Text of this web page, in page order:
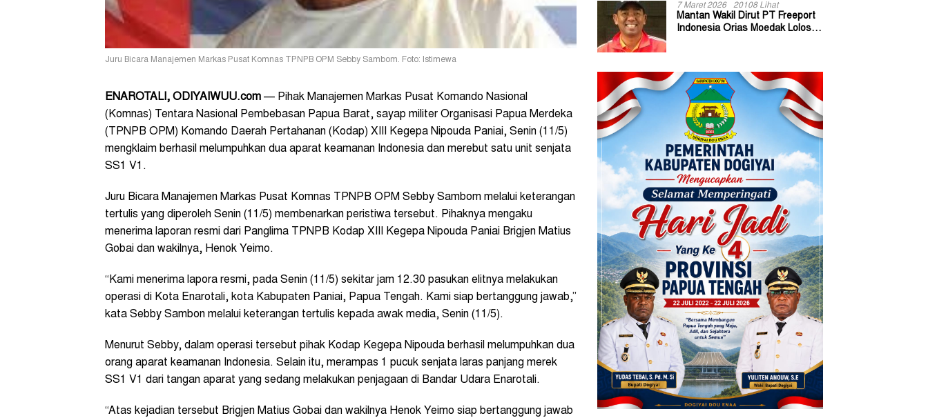
Juru Bicara Manajemen Markas Pusat Komnas TPNPB OPM Sebby Sambom. Foto: Istimewa
ENAROTALI, ODIYAIWUU.com — Pihak Manajemen Markas Pusat Komando Nasional
(Komnas) Tentara Nasional Pembebasan Papua Barat, sayap militer Organisasi Papua Merdeka
(TPNPB OPM) Komando Daerah Pertahanan (Kodap) XIII Kegepa Nipouda Paniai, Senin (11/5)
mengklaim berhasil melumpuhkan dua aparat keamanan Indonesia dan merebut satu unit senjata
SS1 V1.
Juru Bicara Manajemen Markas Pusat Komnas TPNPB OPM Sebby Sambom melalui keterangan
tertulis yang diperoleh Senin (11/5) membenarkan peristiwa tersebut. Pihaknya mengaku
menerima laporan resmi dari Panglima TPNPB Kodap XIII Kegepa Nipouda Paniai Brigjen Matius
Gobai dan wakilnya, Henok Yeimo.
“Kami menerima lapora resmi, pada Senin (11/5) sekitar jam 12.30 pasukan elitnya melakukan
operasi di Kota Enarotali, kota Kabupaten Paniai, Papua Tengah. Kami siap bertanggung jawab,”
kata Sebby Sambon melalui keterangan tertulis kepada awak media, Senin (11/5).
Menurut Sebby, dalam operasi tersebut pihak Kodap Kegepa Nipouda berhasil melumpuhkan dua
orang aparat keamanan Indonesia. Selain itu, merampas 1 pucuk senjata laras panjang merek
SS1 V1 dari tangan aparat yang sedang melakukan penjagaan di Bandar Udara Enarotali.
“Atas kejadian tersebut Brigjen Matius Gobai dan wakilnya Henok Yeimo siap bertanggung jawab
7 Maret 2026 20108 Lihat
Mantan Wakil Dirut PT Freeport
Indonesia Orias Moedak Lolos